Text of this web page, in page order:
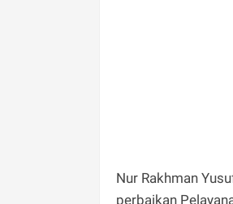
Nur Rakhman
perbaikan